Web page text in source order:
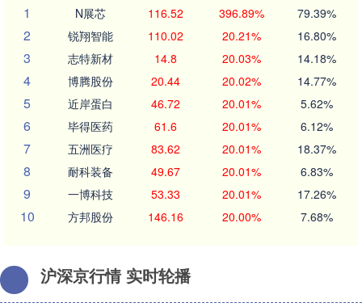
1
N展芯 116.52 396.89% 79.39%
2 锐翔智能 110.02 20.21% 16.80%
3 志特新材 14.8 20.03% 14.18%
4 博腾股份 20.44 20.02% 14.77%
5 近岸蛋白 46.72 20.01% 5.62%
6 毕得医药 61.6 20.01% 6.12%
7 五洲医疗 83.62 20.01% 18.37%
8 耐科装备 49.67 20.01% 6.83%
9 一博科技 53.33 20.01% 17.26%
10 方邦股份 146.16 20.00% 7.68%
沪深京行情 实时轮播